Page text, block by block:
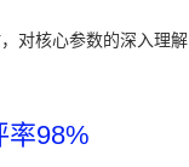
对核心参数的深入理解
率98%